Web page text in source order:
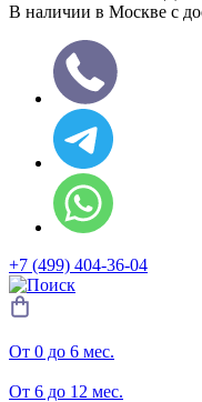
В наличии в Москве с
+7 (499) 404-36-04
От 0 до 6 мес.
От 6 до 12 мес.